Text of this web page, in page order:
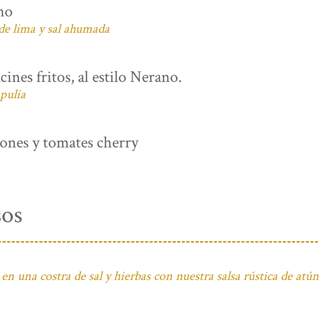
lima y sal ahumada
fritos, al estilo Nerano.
y tomates cherry
una costra de sal y hierbas con nuestra salsa rústica de atún